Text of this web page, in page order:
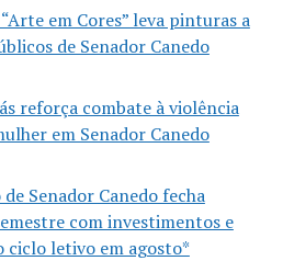
em Cores” leva pinturas a
de Senador Canedo
reforça combate à violência
em Senador Canedo
de Senador Canedo fecha
com investimentos e
ciclo letivo em agosto*